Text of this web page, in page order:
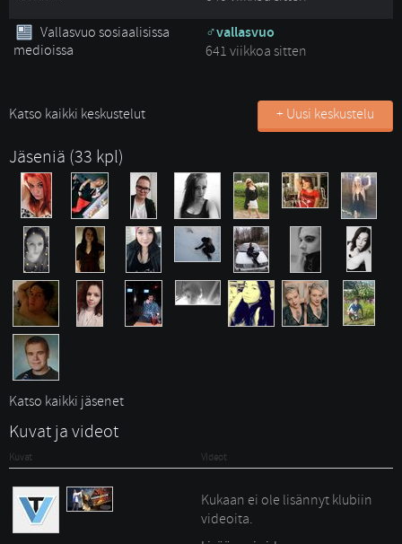
Vallasvuo sosiaalisissa
medioissa
vallasvuo
641 viikkoa sitten
Katso kaikki keskustelut + Uusi keskustelu
Jäseniä (33 kpl)
Katso kaikki jäsenet
Kuvat ja videot
Kuvat Videot
Kukaan ei ole lisännyt klubiin
videoita.